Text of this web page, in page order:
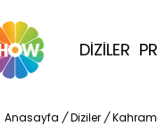
DİZİLER
Anasayfa / Diziler /